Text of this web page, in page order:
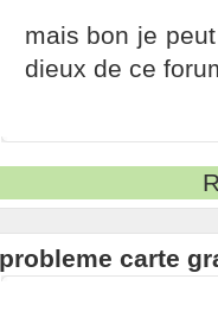
mais bon je
dieux de ce
carte